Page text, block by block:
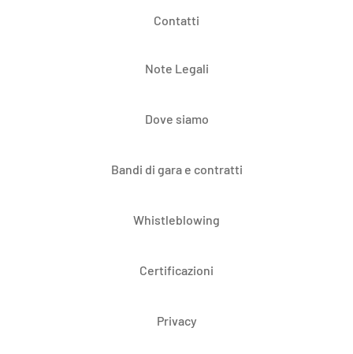
Contatti
Note Legali
Dove siamo
Bandi di gara e contratti
Whistleblowing
Certificazioni
Privacy